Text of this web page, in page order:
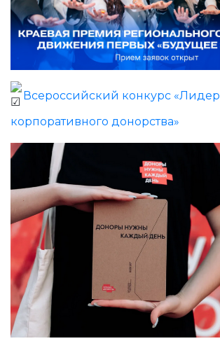
Всероссийский конкурс «Лидер
корпоративного донорства»